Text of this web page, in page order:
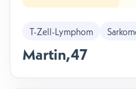
T-Zell-Lymphom
Martin,47